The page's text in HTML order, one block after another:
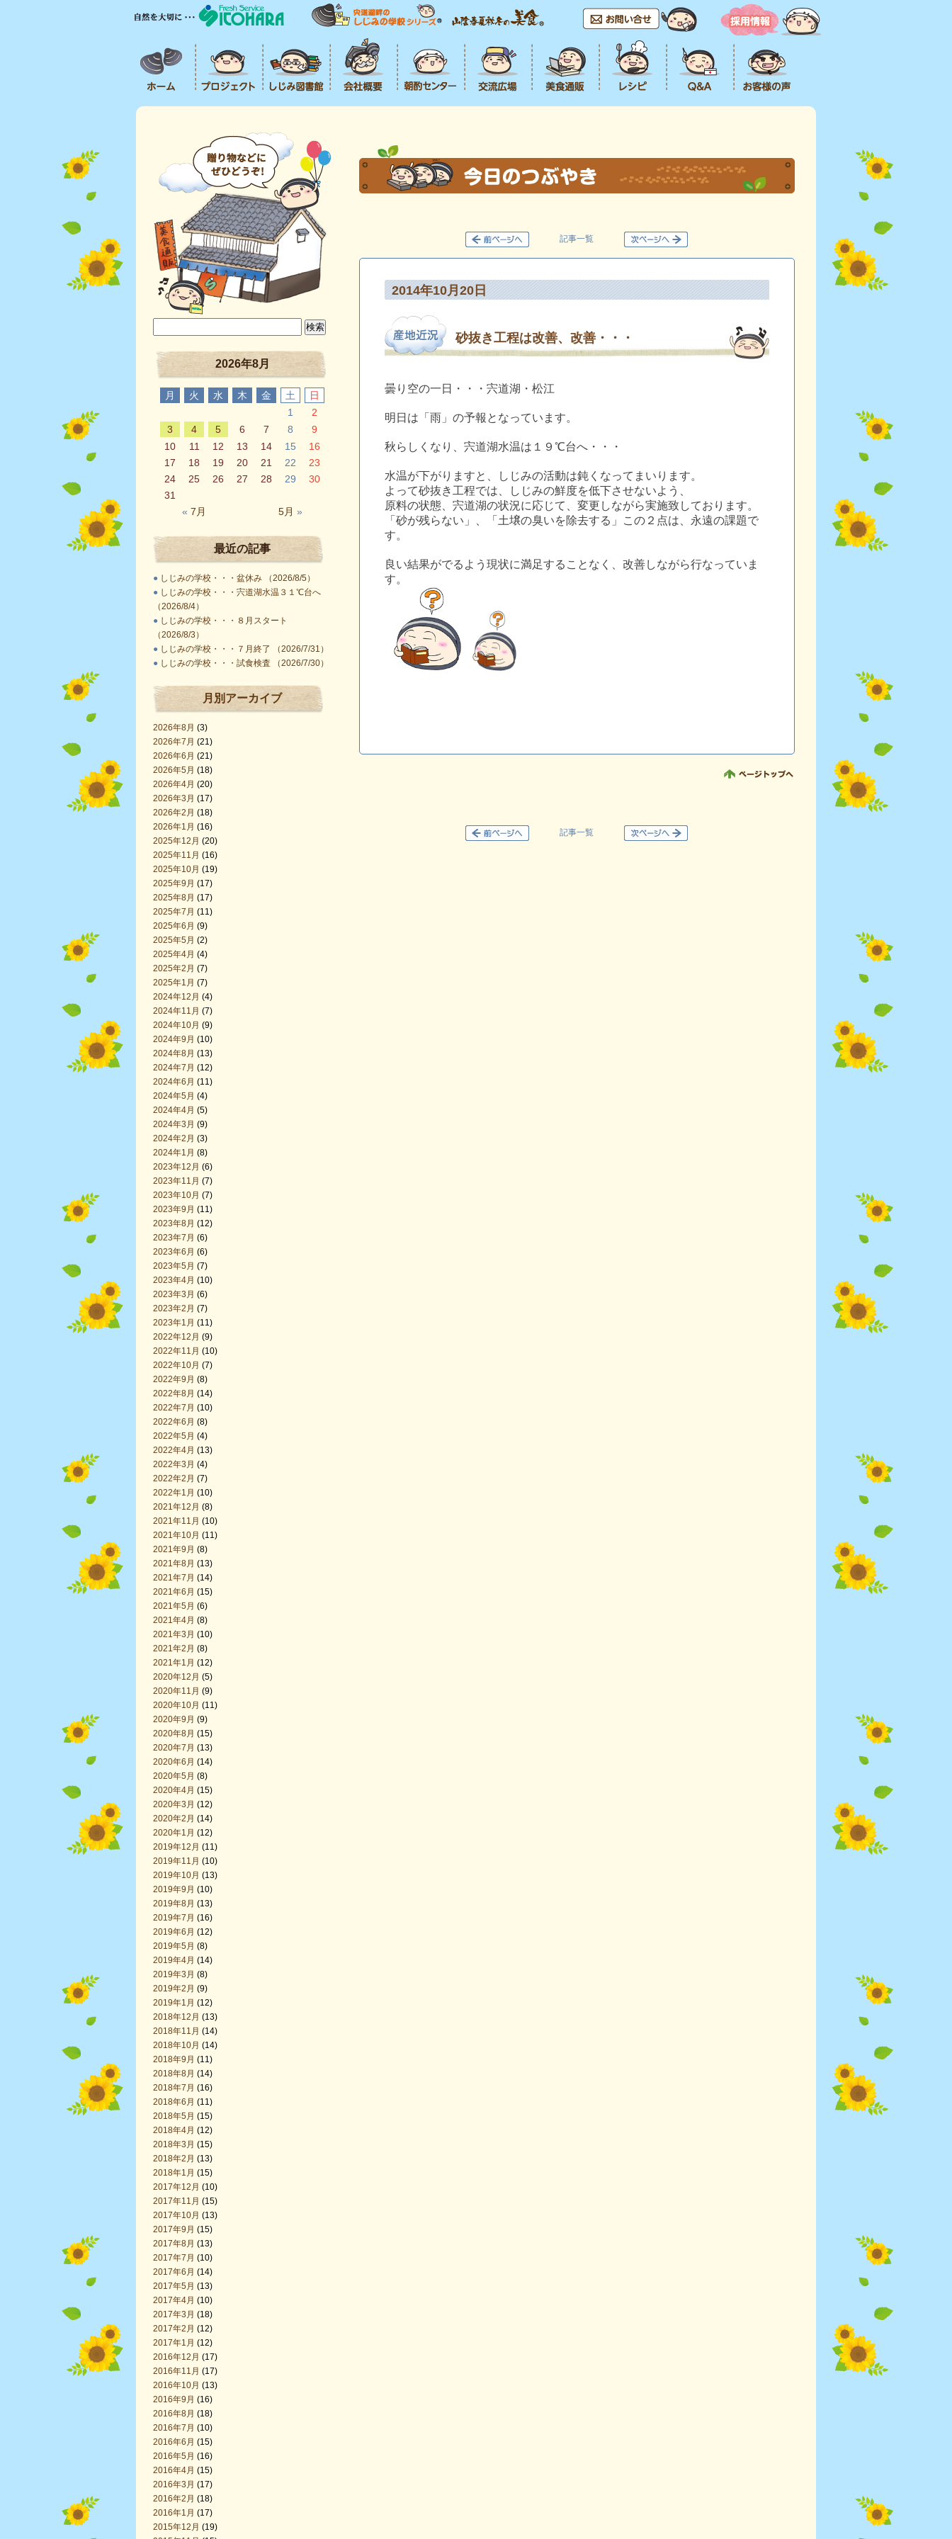
2026年8月
月 火 水 木 金 土 日
« 7月 5月 »
1
2
3
4 5 6 7 8
9
10
11 12 13 14 15
16
17
18 19 20 21 22
23
24
25 26 27 28 29
30
31
最近の記事
● しじみの学校・・・盆休み （2026/8/5）
● しじみの学校・・・宍道湖水温３１℃台へ
（2026/8/4）
● しじみの学校・・・８月スタート
（2026/8/3）
● しじみの学校・・・７月終了 （2026/7/31）
● しじみの学校・・・試食検査 （2026/7/30）
月別アーカイブ
2026年8月 (3)
2026年7月 (21)
2026年6月 (21)
2026年5月 (18)
2026年4月 (20)
2026年3月 (17)
2026年2月 (18)
2026年1月 (16)
2025年12月 (20)
2025年11月 (16)
2025年10月 (19)
2025年9月 (17)
2025年8月 (17)
2025年7月 (11)
2025年6月 (9)
2025年5月 (2)
2025年4月 (4)
2025年2月 (7)
2025年1月 (7)
2024年12月 (4)
2024年11月 (7)
2024年10月 (9)
2024年9月 (10)
2024年8月 (13)
2024年7月 (12)
2024年6月 (11)
2024年5月 (4)
2024年4月 (5)
2024年3月 (9)
2024年2月 (3)
2024年1月 (8)
2023年12月 (6)
2023年11月 (7)
2023年10月 (7)
2023年9月 (11)
2023年8月 (12)
2023年7月 (6)
2023年6月 (6)
2023年5月 (7)
2023年4月 (10)
2023年3月 (6)
2023年2月 (7)
2023年1月 (11)
2022年12月 (9)
2022年11月 (10)
2022年10月 (7)
2022年9月 (8)
2022年8月 (14)
2022年7月 (10)
2022年6月 (8)
2022年5月 (4)
2022年4月 (13)
2022年3月 (4)
2022年2月 (7)
2022年1月 (10)
2021年12月 (8)
2021年11月 (10)
2021年10月 (11)
2021年9月 (8)
2021年8月 (13)
2021年7月 (14)
2021年6月 (15)
2021年5月 (6)
2021年4月 (8)
2021年3月 (10)
2021年2月 (8)
2021年1月 (12)
2020年12月 (5)
2020年11月 (9)
2020年10月 (11)
2020年9月 (9)
2020年8月 (15)
2020年7月 (13)
2020年6月 (14)
2020年5月 (8)
2020年4月 (15)
2020年3月 (12)
2020年2月 (14)
2020年1月 (12)
2019年12月 (11)
2019年11月 (10)
2019年10月 (13)
2019年9月 (10)
2019年8月 (13)
2019年7月 (16)
2019年6月 (12)
2019年5月 (8)
2019年4月 (14)
2019年3月 (8)
2019年2月 (9)
2019年1月 (12)
2018年12月 (13)
2018年11月 (14)
2018年10月 (14)
2018年9月 (11)
2018年8月 (14)
2018年7月 (16)
2018年6月 (11)
2018年5月 (15)
2018年4月 (12)
2018年3月 (15)
2018年2月 (13)
2018年1月 (15)
2017年12月 (10)
2017年11月 (15)
2017年10月 (13)
2017年9月 (15)
2017年8月 (13)
2017年7月 (10)
2017年6月 (14)
2017年5月 (13)
2017年4月 (10)
2017年3月 (18)
2017年2月 (12)
2017年1月 (12)
2016年12月 (17)
2016年11月 (17)
2016年10月 (13)
2016年9月 (16)
2016年8月 (18)
2016年7月 (10)
2016年6月 (15)
2016年5月 (16)
2016年4月 (15)
2016年3月 (17)
2016年2月 (18)
2016年1月 (17)
2015年12月 (19)
記事一覧
2014年10月20日
砂抜き工程は改善、改善・・・
曇り空の一日・・・宍道湖・松江
明日は「雨」の予報となっています。
秋らしくなり、宍道湖水温は１９℃台へ・・・
水温が下がりますと、しじみの活動は鈍くなってまいります。
よって砂抜き工程では、しじみの鮮度を低下させないよう、
原料の状態、宍道湖の状況に応じて、変更しながら実施致しております。
「砂が残らない」、「土壌の臭いを除去する」この２点は、永遠の課題で
す。
良い結果がでるよう現状に満足することなく、改善しながら行なっていま
す。
記事一覧